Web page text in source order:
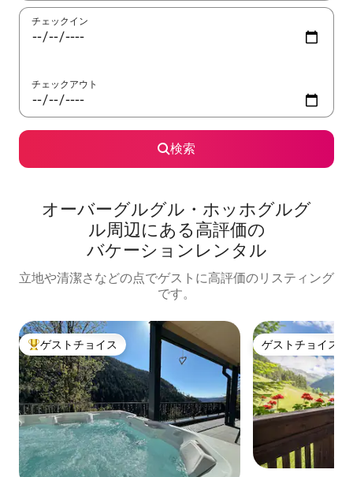
チェックイン
チェックアウト
検索
オーバーグルグル・ホッホグルグ
ル⁠周⁠辺⁠に⁠あ⁠る高⁠評⁠価⁠の
バ⁠ケ⁠ー⁠シ⁠ョ⁠ン⁠レ⁠ン⁠タ⁠ル
立地や清潔さなどの点でゲストに高評価のリスティング
です。
大好評のゲストチョイスです。
ゲストチョイス ゲストチョイス
ゲストチョイス